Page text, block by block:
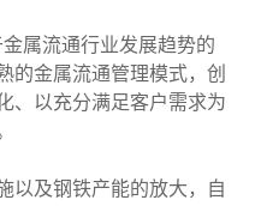
属流通行业发展趋势的
的金属流通管理模式，创
、以充分满足客户需求为
以及钢铁产能的放大，自